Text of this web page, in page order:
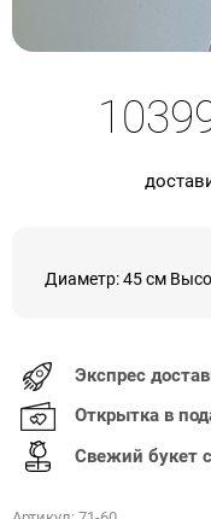
Диаметр: 45 см
Экспрес
Открытка в
Свежий букет